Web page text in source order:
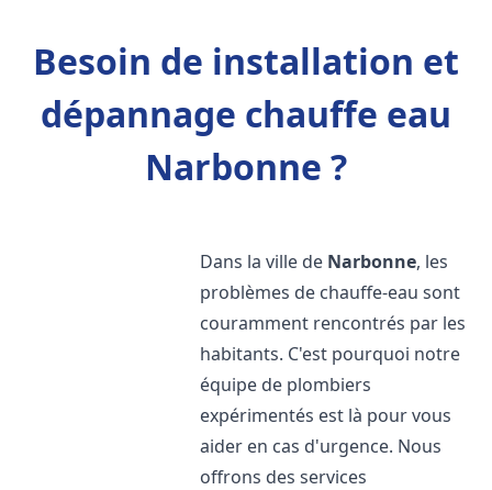
Besoin de installation et
dépannage chauffe eau
Narbonne ?
Dans la ville de Narbonne, les
problèmes de chauffe-eau sont
couramment rencontrés par les
habitants. C'est pourquoi notre
équipe de plombiers
expérimentés est là pour vous
aider en cas d'urgence. Nous
offrons des services